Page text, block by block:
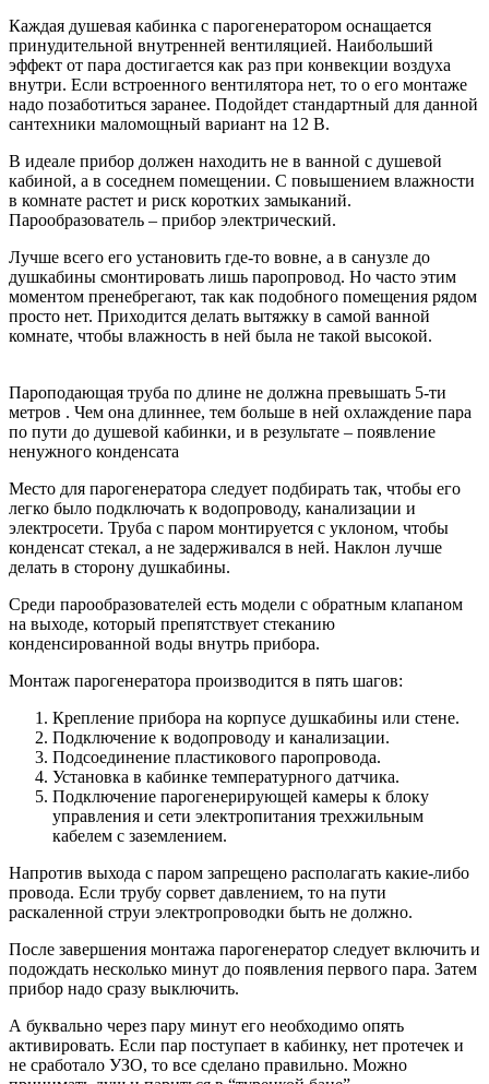
Каждая душевая кабинка с парогенератором оснащается
принудительной внутренней вентиляцией. Наибольший
эффект от пара достигается как раз при конвекции воздуха
внутри. Если встроенного вентилятора нет, то о его монтаже
надо позаботиться заранее. Подойдет стандартный для данной
сантехники маломощный вариант на 12 В.
В идеале прибор должен находить не в ванной с душевой
кабиной, а в соседнем помещении. С повышением влажности
в комнате растет и риск коротких замыканий.
Парообразователь – прибор электрический.
Лучше всего его установить где-то вовне, а в санузле до
душкабины смонтировать лишь паропровод. Но часто этим
моментом пренебрегают, так как подобного помещения рядом
просто нет. Приходится делать вытяжку в самой ванной
комнате, чтобы влажность в ней была не такой высокой.
Пароподающая труба по длине не должна превышать 5-ти
метров . Чем она длиннее, тем больше в ней охлаждение пара
по пути до душевой кабинки, и в результате – появление
ненужного конденсата
Место для парогенератора следует подбирать так, чтобы его
легко было подключать к водопроводу, канализации и
электросети. Труба с паром монтируется с уклоном, чтобы
конденсат стекал, а не задерживался в ней. Наклон лучше
делать в сторону душкабины.
Среди парообразователей есть модели с обратным клапаном
на выходе, который препятствует стеканию
конденсированной воды внутрь прибора.
Монтаж парогенератора производится в пять шагов:
Крепление прибора на корпусе душкабины или стене.
Подключение к водопроводу и канализации.
Подсоединение пластикового паропровода.
Установка в кабинке температурного датчика.
Подключение парогенерирующей камеры к блоку
управления и сети электропитания трехжильным
кабелем с заземлением.
Напротив выхода с паром запрещено располагать какие-либо
провода. Если трубу сорвет давлением, то на пути
раскаленной струи электропроводки быть не должно.
После завершения монтажа парогенератор следует включить и
подождать несколько минут до появления первого пара. Затем
прибор надо сразу выключить.
А буквально через пару минут его необходимо опять
активировать. Если пар поступает в кабинку, нет протечек и
не сработало УЗО, то все сделано правильно. Можно